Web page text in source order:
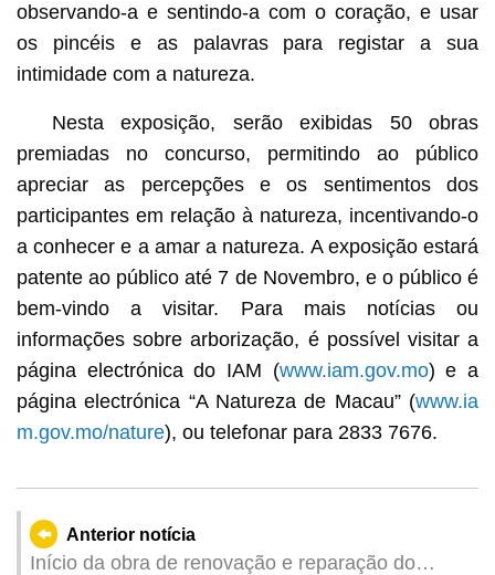
observando-a e sentindo-a com o coração, e usar
os pincéis e as palavras para registar a sua
intimidade com a natureza.
Nesta exposição, serão exibidas 50 obras
premiadas no concurso, permitindo ao público
apreciar as percepções e os sentimentos dos
participantes em relação à natureza, incentivando-o
a conhecer e a amar a natureza. A exposição estará
patente ao público até 7 de Novembro, e o público é
bem-vindo a visitar. Para mais notícias ou
informações sobre arborização, é possível visitar a
página electrónica do IAM (www.iam.gov.mo) e a
página electrónica “A Natureza de Macau” (www.ia
m.gov.mo/nature), ou telefonar para 2833 7676.
Anterior notícia
Início da obra de renovação e reparação do